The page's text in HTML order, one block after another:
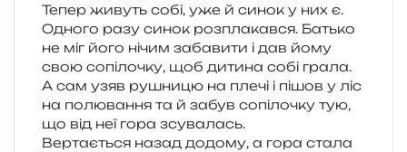
Тепер живуть собі, уже й синок у них є.
Одного разу синок роз­пла­кав­ся. Батько
не міг його нічим заба­ви­ти і дав йому
свою сопі­ло­чку, щоб дити­на собі грала.
А сам узяв рушни­цю на плечі і пішов у ліс
на полю­ва­н­ня та й забув сопі­ло­чку тую,
що від неї гора зсувалась.
Вертається назад додо­му, а гора стала